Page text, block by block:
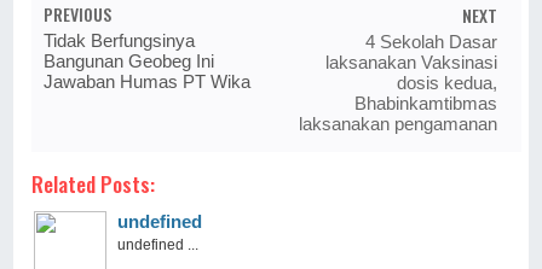
PREVIOUS
Tidak Berfungsinya
Bangunan Geobeg Ini
Jawaban Humas PT Wika
NEXT
4 Sekolah Dasar
laksanakan Vaksinasi
dosis kedua,
Bhabinkamtibmas
laksanakan pengamanan
Related Posts:
undefined
undefined ...